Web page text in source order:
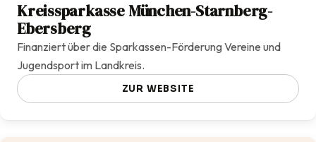
Kreissparkasse München-Starnberg-
Ebersberg
Finanziert über die Sparkassen-Förderung Vereine und
Jugendsport im Landkreis.
ZUR WEBSITE